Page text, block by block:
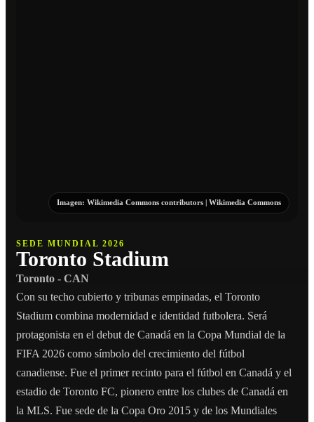
Imagen: Wikimedia Commons contributors Wikimedia Commons
SEDE MUNDIAL 2026
Toronto Stadium
Toronto - CAN
Con su techo cubierto y tribunas empinadas, el Toronto
Stadium combina modernidad e identidad futbolera. Será
protagonista en el debut de Canadá en la Copa Mundial de la
FIFA 2026 como símbolo del crecimiento del fútbol
canadiense. Fue el primer recinto para el fútbol en Canadá y el
estadio de Toronto FC, pionero entre los clubes de Canadá en
la MLS. Fue sede de la Copa Oro 2015 y de los Mundiales